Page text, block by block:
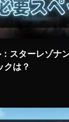
スターレゾナ
クは？